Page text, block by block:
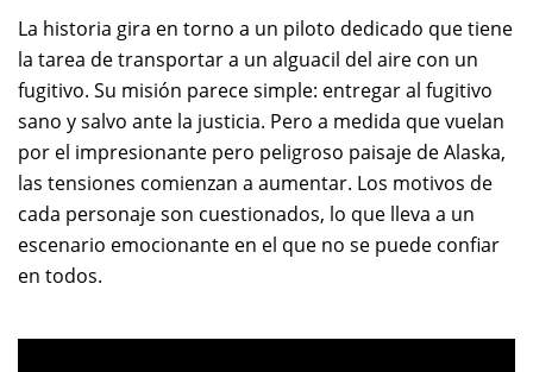
La historia gira en torno a un piloto dedicado que tiene
la tarea de transportar a un alguacil del aire con un
fugitivo. Su misión parece simple: entregar al fugitivo
sano y salvo ante la justicia. Pero a medida que vuelan
por el impresionante pero peligroso paisaje de Alaska,
las tensiones comienzan a aumentar. Los motivos de
cada personaje son cuestionados, lo que lleva a un
escenario emocionante en el que no se puede confiar
en todos.